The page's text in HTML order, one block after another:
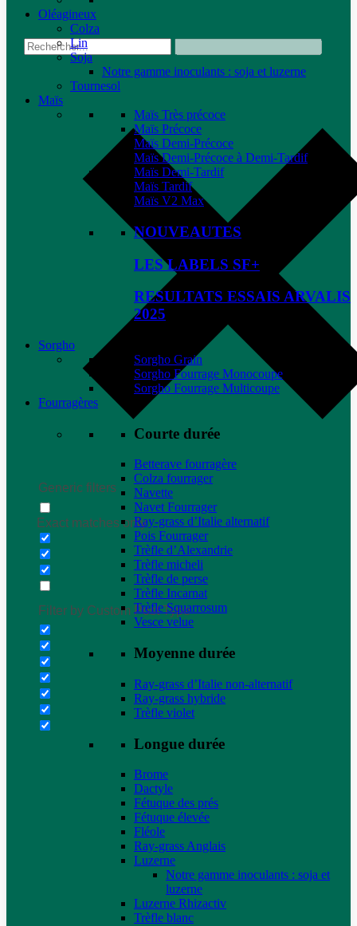
Generic filters
Exact matches only
Filter by Custom Post Type
Oléagineux
Colza
Lin
Soja
Notre gamme inoculants : soja et luzerne
Tournesol
Maïs
Maïs Très précoce
Maïs Précoce
Maïs Demi-Précoce
Maïs Demi-Précoce à Demi-Tardif
Maïs Demi-Tardif
Maïs Tardif
Maïs V2 Max
NOUVEAUTES
LES LABELS SF+
RESULTATS ESSAIS ARVALIS
2025
Sorgho
Sorgho Grain
Sorgho Fourrage Monocoupe
Sorgho Fourrage Multicoupe
Fourragères
Courte durée
Betterave fourragère
Colza fourrager
Navette
Navet Fourrager
Ray-grass d’Italie alternatif
Pois Fourrager
Trèfle d’Alexandrie
Trèfle micheli
Trèfle de perse
Trèfle Incarnat
Trèfle Squarrosum
Vesce velue
Moyenne durée
Ray-grass d’Italie non-alternatif
Ray-grass hybride
Trèfle violet
Longue durée
Brome
Dactyle
Fétuque des prés
Fétuque élevée
Fléole
Ray-grass Anglais
Luzerne
Notre gamme inoculants : soja et
luzerne
Luzerne Rhizactiv
Trèfle blanc